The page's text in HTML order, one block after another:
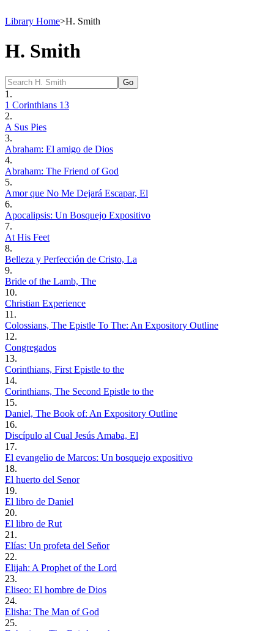
Library Home>H. Smith
H. Smith
1.
1 Corinthians 13
2.
A Sus Pies
3.
Abraham: El amigo de Dios
4.
Abraham: The Friend of God
5.
Amor que No Me Dejará Escapar, El
6.
Apocalipsis: Un Bosquejo Expositivo
7.
At His Feet
8.
Belleza y Perfección de Cristo, La
9.
Bride of the Lamb, The
10.
Christian Experience
11.
Colossians, The Epistle To The: An Expository Outline
12.
Congregados
13.
Corinthians, First Epistle to the
14.
Corinthians, The Second Epistle to the
15.
Daniel, The Book of: An Expository Outline
16.
Discípulo al Cual Jesús Amaba, El
17.
El evangelio de Marcos: Un bosquejo expositivo
18.
El huerto del Senor
19.
El libro de Daniel
20.
El libro de Rut
21.
Elías: Un profeta del Señor
22.
Elijah: A Prophet of the Lord
23.
Eliseo: El hombre de Dios
24.
Elisha: The Man of God
25.